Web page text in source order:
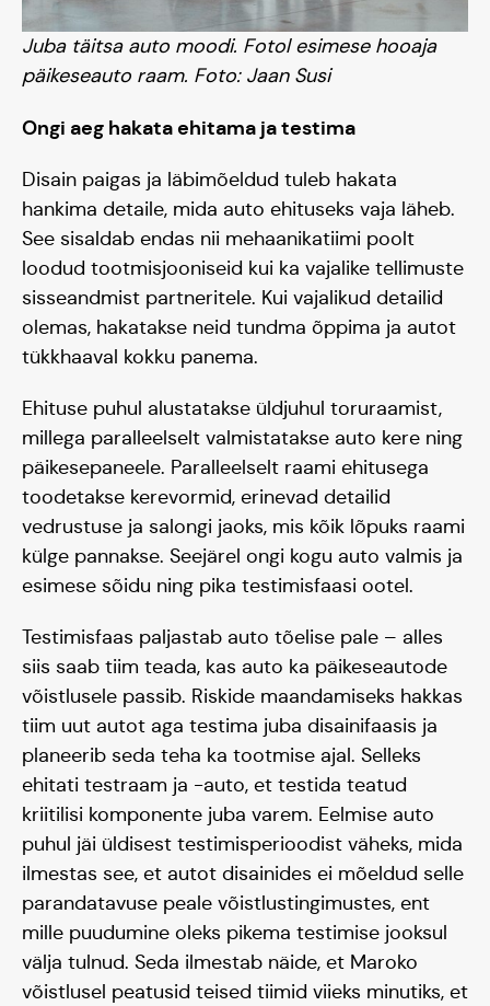
Meisse usuvad
Juba täitsa auto moodi. Fotol esimese hooaja
päikeseauto raam. Foto: Jaan Susi
Ongi aeg hakata ehitama ja testima
Disain paigas ja läbimõeldud tuleb hakata
hankima detaile, mida auto ehituseks vaja läheb.
See sisaldab endas nii mehaanikatiimi poolt
loodud tootmisjooniseid kui ka vajalike tellimuste
sisseandmist partneritele. Kui vajalikud detailid
olemas, hakatakse neid tundma õppima ja autot
tükkhaaval kokku panema.
Ehituse puhul alustatakse üldjuhul toruraamist,
millega paralleelselt valmistatakse auto kere ning
päikesepaneele. Paralleelselt raami ehitusega
toodetakse kerevormid, erinevad detailid
vedrustuse ja salongi jaoks, mis kõik lõpuks raami
külge pannakse. Seejärel ongi kogu auto valmis ja
esimese sõidu ning pika testimisfaasi ootel.
Testimisfaas paljastab auto tõelise pale – alles
siis saab tiim teada, kas auto ka päikeseautode
võistlusele passib. Riskide maandamiseks hakkas
tiim uut autot aga testima juba disainifaasis ja
planeerib seda teha ka tootmise ajal. Selleks
ehitati testraam ja -auto, et testida teatud
kriitilisi komponente juba varem. Eelmise auto
puhul jäi üldisest testimisperioodist väheks, mida
ilmestas see, et autot disainides ei mõeldud selle
parandatavuse peale võistlustingimustes, ent
mille puudumine oleks pikema testimise jooksul
välja tulnud. Seda ilmestab näide, et Maroko
võistlusel peatusid teised tiimid viieks minutiks, et